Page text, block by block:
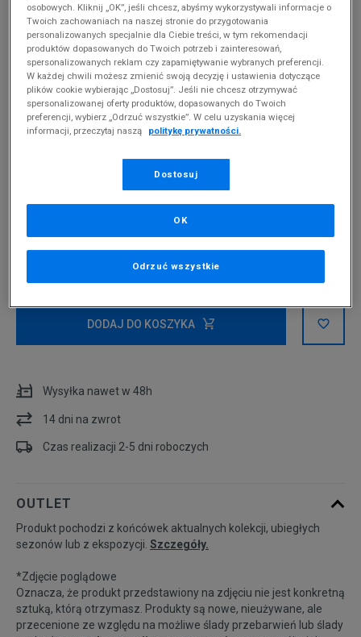
Produkt pochodzi z końcówek aktualnych kolekcji, ubiegłych
sezonów lub z ekspozycji.Szczegóły.
529,99 zł cena rekomendowana przez producenta
399,99 zł
Kolor:szary
Rozmiary EU Rozmiary US
36 2/3 22,5 cm
37 1/3 22,9 cm
38 2/3 23,8 cm
39 1/3 24,2 cm
40 24,6 cm
DODAJ DO KOSZYKA
Wysyłka nawet w 48h
14 dni na zwrot
Czas realizacji 2-5 dni roboczych
OUTLET
Produkt pochodzi z końcówek aktualnych kolekcji, ubiegłych
sezonów lub z ekspozycji. Szczegóły.
*Zdjęcie poglądowe
Oznacza, że produkt przedstawiony na zdjęciu nie jest konkretną
sztuką, którą otrzymasz. Produkty są nowe, nieużywane, ale
przecenione ze względu na możliwe ślady przebarwień lub ślady
osobowych. Kliknij „OK”, jeśli chcesz, abyśmy wykorzystywali informacje o
Twoich zachowaniach na naszej stronie do przygotowania
personalizowanych specjalnie dla Ciebie treści, w tym rekomendacji
produktów dopasowanych do Twoich potrzeb i zainteresowań,
spersonalizowanych reklam czy zapamiętywanie wybranych preferencji.
W każdej chwili możesz zmienić swoją decyzję i ustawienia dotyczące
plików cookie wybierając „Dostosuj”. Jeśli nie chcesz otrzymywać
spersonalizowanej oferty produktów, dopasowanych do Twoich
preferencji, wybierz „Odrzuć wszystkie”. W celu uzyskania więcej
informacji, przeczytaj naszą
politykę prywatności.
Dostosuj
Odrzuć wszystkie
OK